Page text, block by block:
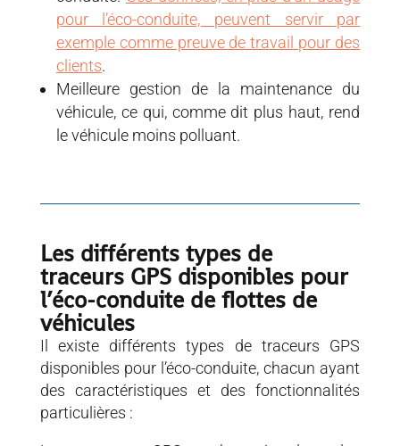
pour l’éco-conduite, peuvent servir par
exemple comme preuve de travail pour des
clients.
Meilleure gestion de la maintenance du
véhicule, ce qui, comme dit plus haut, rend
le véhicule moins polluant.
Les différents types de
traceurs GPS disponibles pour
l’éco-conduite de flottes de
véhicules
Il existe différents types de traceurs GPS
disponibles pour l’éco-conduite, chacun ayant
des caractéristiques et des fonctionnalités
particulières :